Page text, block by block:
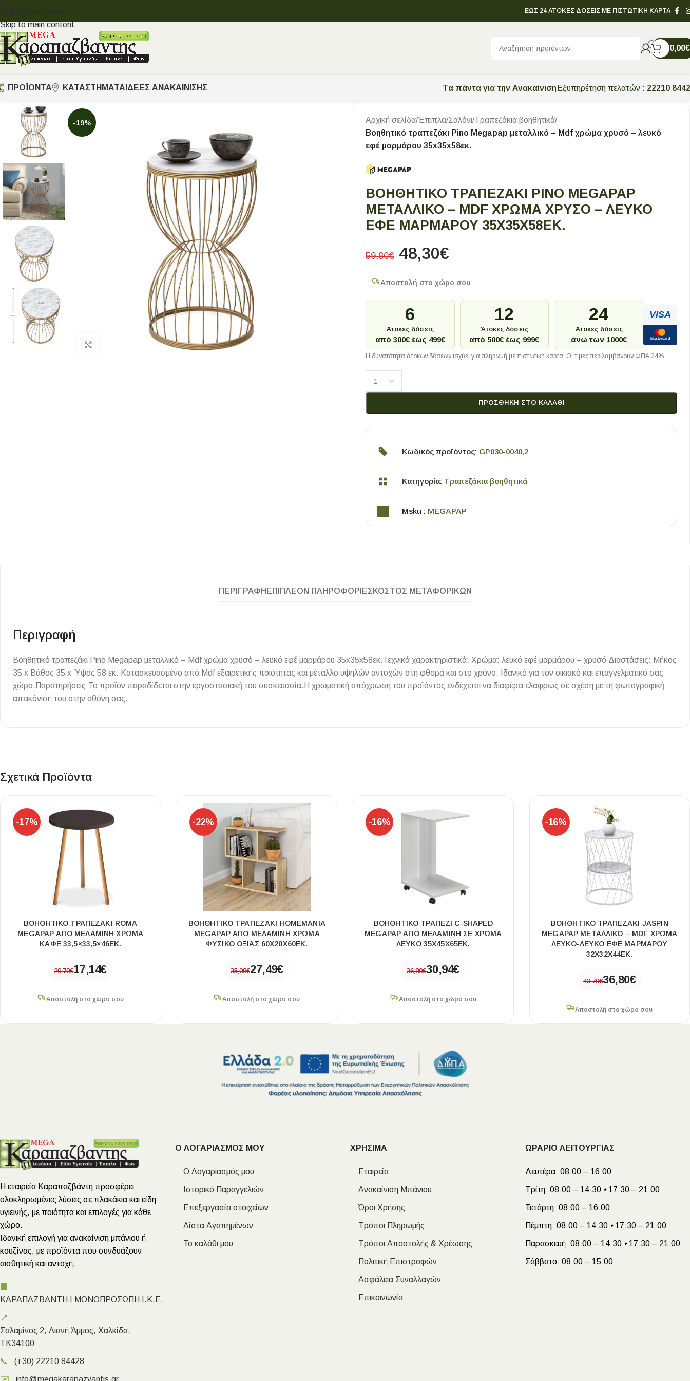
Skip to navigation
Skip to main content
ΕΩΣ 24 ΑΤΟΚΕΣ ΔΟΣΕΙΣ ΜΕ ΠΙΣΤΩΤΙΚΗ ΚΑΡΤΑ
0,00€
ΠΡΟΪΟΝΤΑ
Εξωτερικού Χώρου
Τοίχου - Δαπέδου Μπάνιου
Πισίνας
Επένδυσης Τοίχου
Οδηγός Αγοράς Πλακιδίων
ΠΛΑΚΑΚΙ NIGHT LUX MATT 60X120 ΠΡΩΤΗ
ΚΑΤΑΣΤΗΜΑΤΑ ΙΔΈΕΣ ΑΝΑΚΑΊΝΙΣΗΣ Tα πάντα για την Ανακαίνιση Εξυπηρέτηση πελατών : 22210
-19%
Κλικ για μεγέθυνση
Αρχική σελίδα/Έπιπλα/Σαλόνι/Τραπεζάκια βοηθητικά/
Βοηθητικό τραπεζάκι Pino Megapap μεταλλικό – Mdf χρώμα χρυσό – λευκό
εφέ μαρμάρου 35x35x58εκ.
ΒΟΗΘΗΤΙΚΌ ΤΡΑΠΕΖΆΚΙ PINO MEGAPAP
ΜΕΤΑΛΛΙΚΌ – MDF ΧΡΏΜΑ ΧΡΥΣΌ – ΛΕΥΚΌ
ΕΦΈ ΜΑΡΜΆΡΟΥ 35X35X58ΕΚ.
59,80€ 48,30€
Αποστολή στο χώρο σου
6
Άτοκες δόσεις
από 300€ έως 499€
12
Άτοκες δόσεις
από 500€ έως 999€
24
Άτοκες δόσεις
άνω των 1000€
VISA
Mastercard
Η δυνατότητα άτοκων δόσεων ισχύει για πληρωμή με πιστωτική κάρτα. Οι τιμές περιλαμβάνουν ΦΠΑ 24%.
ΠΡΟΣΘΉΚΗ ΣΤΟ ΚΑΛΆΘΙ
Κωδικός προϊόντος: GP030-0040,2
Κατηγορία: Τραπεζάκια βοηθητικά
Msku : MEGAPAP
ΠΕΡΙΓΡΑΦΉ ΕΠΙΠΛΈΟΝ ΠΛΗΡΟΦΟΡΊΕΣ ΚΌΣΤΟΣ ΜΕΤΑΦΟΡΙΚΏΝ
Περιγραφή
Βοηθητικό τραπεζάκι Pino Megapap μεταλλικό – Mdf χρώμα χρυσό – λευκό εφέ μαρμάρου 35x35x58εκ.Τεχνικά χαρακτηριστικά: Χρώμα: λευκό εφέ μαρμάρου – χρυσό Διαστάσεις: Μήκος
35 x Βάθος 35 x Ύψος 58 εκ. Κατασκευασμένο από Mdf εξαιρετικής ποιότητας και μέταλλο υψηλών αντοχών στη φθορά και στο χρόνο. Ιδανικό για τον οικιακό και επαγγελματικό σας
χώρο.Παρατηρήσεις:Το προϊόν παραδίδεται στην εργοστασιακή του συσκευασία.Η χρωματική απόχρωση του προϊόντος ενδέχεται να διαφέρει ελαφρώς σε σχέση με τη φωτογραφική
απεικόνισή του στην οθόνη σας.
Σχετικά Προϊόντα
-17%
ΒΟΗΘΗΤΙΚΌ ΤΡΑΠΕΖΆΚΙ ROMA
MEGAPAP ΑΠΌ ΜΕΛΑΜΊΝΗ ΧΡΏΜΑ
ΚΑΦΈ 33,5×33,5×46ΕΚ.
20,70€17,14€
Αποστολή στο χώρο σου
-22%
ΒΟΗΘΗΤΙΚΌ ΤΡΑΠΕΖΆΚΙ HOMEMANIA
MEGAPAP ΑΠΌ ΜΕΛΑΜΊΝΗ ΧΡΏΜΑ
ΦΥΣΙΚΌ ΟΞΙΆΣ 60X20X60ΕΚ.
35,08€27,49€
Αποστολή στο χώρο σου
-16%
ΒΟΗΘΗΤΙΚΌ ΤΡΑΠΈΖΙ C-SHAPED
MEGAPAP ΑΠΌ ΜΕΛΑΜΊΝΗ ΣΕ ΧΡΏΜΑ
ΛΕΥΚΌ 35X45X65ΕΚ.
36,80€30,94€
Αποστολή στο χώρο σου
-16%
ΒΟΗΘΗΤΙΚΌ ΤΡΑΠΕΖΆΚΙ JASPIN
MEGAPAP ΜΕΤΑΛΛΙΚΌ – MDF ΧΡΏΜΑ
ΛΕΥΚΌ-ΛΕΥΚΌ ΕΦΈ ΜΑΡΜΆΡΟΥ
32X32X44ΕΚ.
43,70€36,80€
Αποστολή στο χώρο σου
Η εταιρεία Καραπαζβάντη προσφέρει
ολοκληρωμένες λύσεις σε πλακάκια και είδη
υγιεινής, με ποιότητα και επιλογές για κάθε
χώρο.
Ιδανική επιλογή για ανακαίνιση μπάνιου ή
κουζίνας, με προϊόντα που συνδυάζουν
αισθητική και αντοχή.
🏢
ΚΑΡΑΠΑΖΒΑΝΤΗ Ι ΜΟΝΟΠΡΟΣΩΠΗ Ι.Κ.Ε.
📍
Σαλαμίνος 2, Λιανή Άμμος, Χαλκίδα,
ΤΚ34100
📞 (+30) 22210 84428
✉️ info@megakarapazvantis.gr
Ο ΛΟΓΑΡΙΑΣΜΟΣ ΜΟΥ
Ο Λογαριασμός μου
Ιστορικό Παραγγελιών
Επεξεργασία στοιχείων
Λίστα Αγαπημένων
Το καλάθι μου
ΧΡΗΣΙΜΑ
Εταιρεία
Ανακαίνιση Μπάνιου
Όροι Χρήσης
Τρόποι Πληρωμής
Τρόποι Αποστολής & Χρέωσης
Πολιτική Επιστροφών
Ασφάλεια Συναλλαγών
Επικοινωνία
ΩΡΑΡΙΟ ΛΕΙΤΟΥΡΓΙΑΣ
Δευτέρα: 08:00 – 16:00
Τρίτη: 08:00 – 14:30 •17:30 – 21:00
Τετάρτη: 08:00 – 16:00
Πέμπτη: 08:00 – 14:30 •17:30 – 21:00
Παρασκευή: 08:00 – 14:30 •17:30 – 21:00
Σάββατο: 08:00 – 15:00